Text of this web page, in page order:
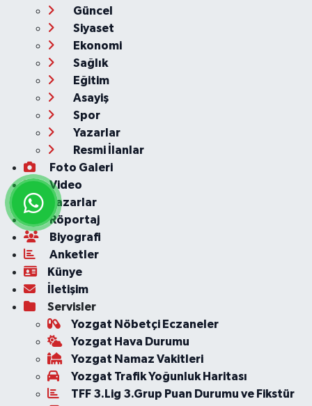
Güncel
Siyaset
Ekonomi
Sağlık
Eğitim
Asayiş
Spor
Yazarlar
Resmi İlanlar
Foto Galeri
Video
Yazarlar
Röportaj
Biyografi
Anketler
Künye
İletişim
Servisler
Yozgat Nöbetçi Eczaneler
Yozgat Hava Durumu
Yozgat Namaz Vakitleri
Yozgat Trafik Yoğunluk Haritası
TFF 3.Lig 3.Grup Puan Durumu ve Fikstür